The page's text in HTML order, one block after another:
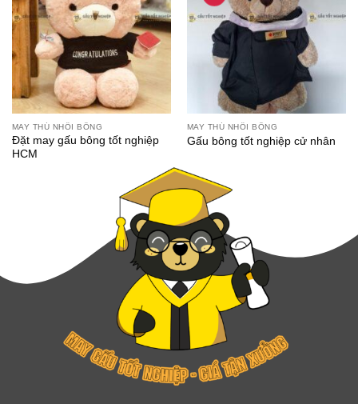
MAY THÚ NHỒI BÔNG
Đặt may gấu bông tốt nghiệp
HCM
MAY THÚ NHỒI BÔNG
Gấu bông tốt nghiệp cử nhân